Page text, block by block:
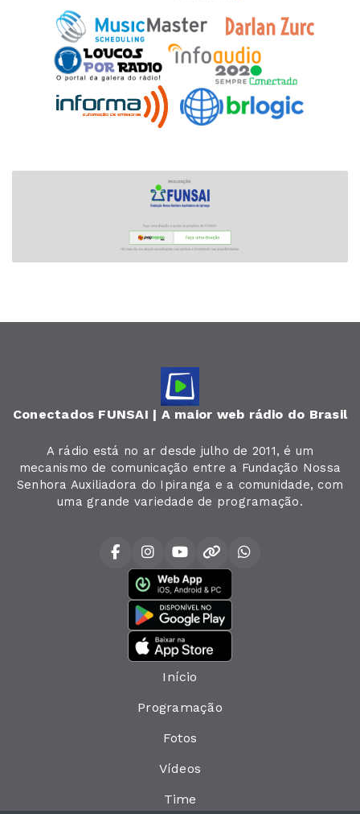
Conectados FUNSAI | A maior web rádio do Brasil
A rádio está no ar desde julho de 2011, é um
mecanismo de comunicação entre a Fundação Nossa
Senhora Auxiliadora do Ipiranga e a comunidade, com
uma grande variedade de programação.
Início
Programação
Fotos
Vídeos
Time